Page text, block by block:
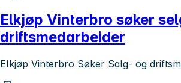
Elkjøp Vinterbro søker
driftsmedarbeider
Elkjøp Vinterbro Søker Salg- og